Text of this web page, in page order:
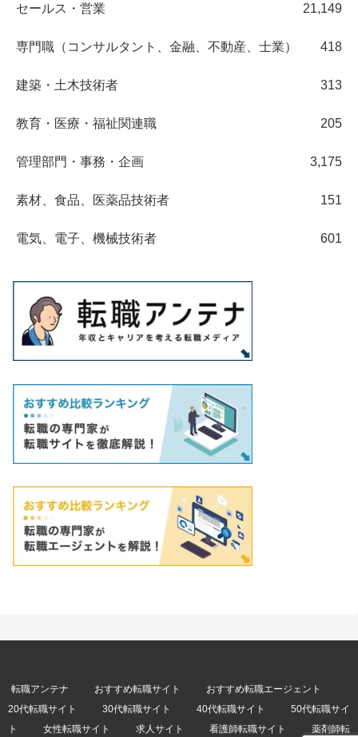
セールス・営業 21,149
専門職（コンサルタント、金融、不動産、士業） 418
建築・土木技術者 313
教育・医療・福祉関連職 205
管理部門・事務・企画 3,175
素材、食品、医薬品技術者 151
電気、電子、機械技術者 601
転職アンテナ おすすめ転職サイト
おすすめ転職エージェント
20代転職サイト
30代転職サイト 40代転職サイト
50代転職サイ
ト
女性転職サイト 求人サイト 看護師転職サイト 薬剤師転